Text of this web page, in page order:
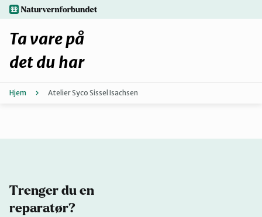
Hopp
til
hovedinnhold
Forbehold
naturvernforbundet.no
Ta vare på
det du har
Hjem Atelier Syco Sissel Isachsen
Trenger du en
reparatør?